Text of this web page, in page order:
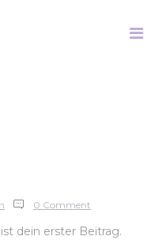
0 Comment
dein erster Beitrag.